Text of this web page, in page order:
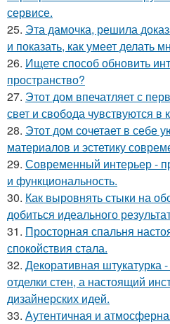
сервисе.
25. Эта дамочка, решила
и показать, как умеет делать
26. Ищете способ обновить
пространство?
27. Этот дом впечатляет с
свет и свобода чувствуются в
28. Этот дом сочетает в себе
материалов и эстетику
29. Современный интерьер -
и функциональность.
30. Как выровнять стыки на
добиться идеального
31. Просторная спальня
спокойствия стала.
32. Декоративная штукатурка
отделки стен, а настоящий
дизайнерских идей.
33. Аутентичная и